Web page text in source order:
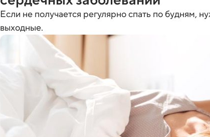
Если не получается регулярно спать по будням,
выходные.